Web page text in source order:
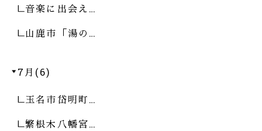
音楽に出会え…
山鹿市「湯の…
7月(6)
玉名市岱明町…
繁根木八幡宮…